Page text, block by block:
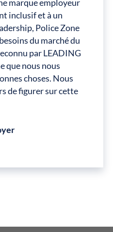
marque employeur
inclusif et à un
Police Zone
du marché du
par LEADING
que nous nous
choses. Nous
de figurer sur cette